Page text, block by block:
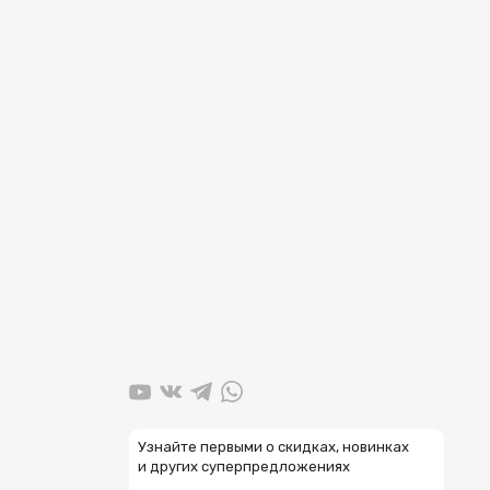
Узнайте первыми о скидках, новинках
и других суперпредложениях